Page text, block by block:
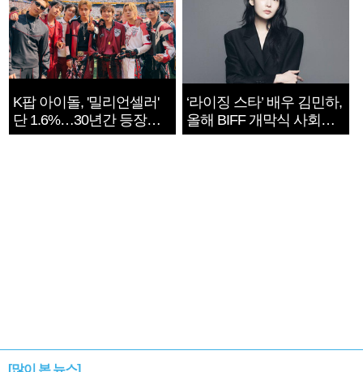
K팝 아이돌, '밀리언셀러'
단 1.6%…30년간 등장
1182개팀 전수조사
‘라이징 스타’ 배우 김민하,
올해 BIFF 개막식 사회자
확정
[많이 본 뉴스]